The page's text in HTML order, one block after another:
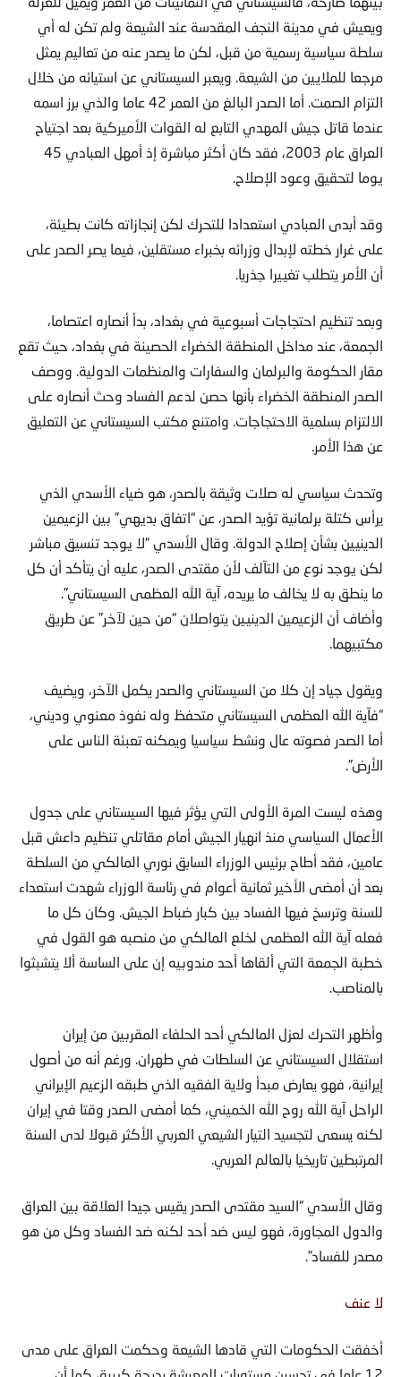
ويعيش في مدينة النجف المقدسة عند الشيعة ولم تكن له أي
سلطة سياسية رسمية من قبل، لكن ما يصدر عنه من تعاليم يمثل
مرجعا للملايين من الشيعة. ويعبر السيستاني عن استيائه من خلال
التزام الصمت. أما الصدر البالغ من العمر 42 عاما والذي برز اسمه
عندما قاتل جيش المهدي التابع له القوات الأميركية بعد اجتياح
العراق عام 2003، فقد كان أكثر مباشرة إذ أمهل العبادي 45
يوما لتحقيق وعود الإصلاح.
على غرار خطته لإبدال وزرائه بخبراء مستقلين، فيما يصر الصدر على
أن الأمر يتطلب تغييرا جذريا.
الجمعة، عند مداخل المنطقة الخضراء الحصينة في بغداد، حيث تقع
مقار الحكومة والبرلمان والسفارات والمنظمات الدولية. ووصف
الصدر المنطقة الخضراء بأنها حصن لدعم الفساد وحث أنصاره على
الالتزام بسلمية الاحتجاجات. وامتنع مكتب السيستاني عن التعليق
عن هذا الأمر.
يرأس كتلة برلمانية تؤيد الصدر، عن “اتفاق بديهي” بين الزعيمين
الدينيين بشأن إصلاح الدولة. وقال الأسدي “لا يوجد تنسيق مباشر
لكن يوجد نوع من التآلف لأن مقتدى الصدر، عليه أن يتأكد أن كل
ما ينطق به لا يخالف ما يريده، آية الله العظمى السيستاني”.
وأضاف أن الزعيمين الدينيين يتواصلان “من حين لآخر” عن طريق
مكتبيهما.
“فآية الله العظمى السيستاني متحفظ وله نفوذ معنوي وديني،
أما الصدر فصوته عال ونشط سياسيا ويمكنه تعبئة الناس على
الأرض”.
الأعمال السياسي منذ انهيار الجيش أمام مقاتلي تنظيم داعش قبل
عامين، فقد أطاح برئيس الوزراء السابق نوري المالكي من السلطة
بعد أن أمضى الأخير ثمانية أعوام في رئاسة الوزراء شهدت استعداء
للسنة وترسخ فيها الفساد بين كبار ضباط الجيش. وكان كل ما
فعله آية الله العظمى لخلع المالكي من منصبه هو القول في
خطبة الجمعة التي ألقاها أحد مندوبيه إن على الساسة ألا يتشبثوا
بالمناصب.
استقلال السيستاني عن السلطات في طهران. ورغم أنه من أصول
إيرانية، فهو يعارض مبدأ ولاية الفقيه الذي طبقه الزعيم الإيراني
الراحل آية الله روح الله الخميني، كما أمضى الصدر وقتا في إيران
لكنه يسعى لتجسيد التيار الشيعي العربي الأكثر قبولا لدى السنة
المرتبطين تاريخيا بالعالم العربي.
والدول المجاورة، فهو ليس ضد أحد لكنه ضد الفساد وكل من هو
مصدر للفساد”.
12 عاما في تحسين مستويات المعيشة بدرجة كبيرة، كما أن